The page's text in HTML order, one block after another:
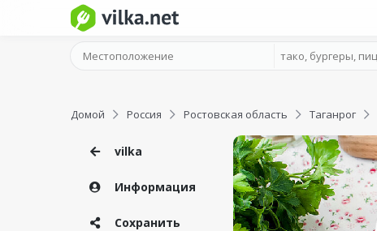
Домой Россия Ростовская область Таганрог
vilka
Информация
Сохранить